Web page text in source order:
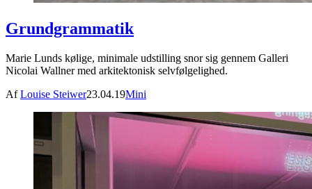
Grundgrammatik
Marie Lunds kølige, minimale udstilling snor sig gennem Galleri
Nicolai Wallner med arkitektonisk selvfølgelighed.
AfLouise Steiwer23.04.19Mini